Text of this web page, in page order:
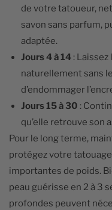
de votre tatoueur,
savon sans parfum,
adaptée.
Jours 4 à 14 :
naturellement sans
d’endommager
Jours 15 à 30 :
qu’elle retrouve son
Pour le long terme,
protégez votre
importantes de poids.
peau guérisse en 2 à 3
profondes peuvent